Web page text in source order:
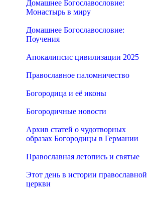
Домашнее Богославословие:
Монастырь в миру
Домашнее Богославословие:
Поучения
Апокалипсис цивилизации 2025
Православное паломничество
Богородица и её иконы
Богородичные новости
Архив статей о чудотворных
образах Богородицы в Германии
Православная летопись и святые
Этот день в истории православной
церкви